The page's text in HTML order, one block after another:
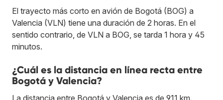
El trayecto más corto en avión de Bogotá (BOG) a
Valencia (VLN) tiene una duración de 2 horas. En el
sentido contrario, de VLN a BOG, se tarda 1 hora y 45
minutos.
¿Cuál es la distancia en línea recta entre
Bogotá y Valencia?
La distancia entre Bogotá y Valencia es de 911 km.